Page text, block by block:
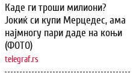
Каде ги троши милиони?
Јокиќ си купи Мерцедес, ама
најмногу пари даде на коњи
(ФОТО)
telegraf.rs